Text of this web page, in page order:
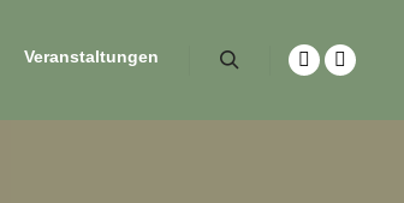
Veranstaltungen